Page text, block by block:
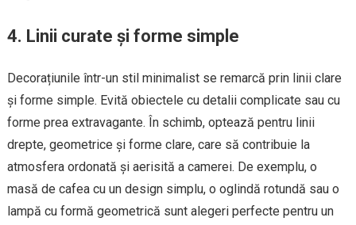
4. Linii curate și forme simple
Decorațiunile într-un stil minimalist se remarcă prin linii clare
și forme simple. Evită obiectele cu detalii complicate sau cu
forme prea extravagante. În schimb, optează pentru linii
drepte, geometrice și forme clare, care să contribuie la
atmosfera ordonată și aerisită a camerei. De exemplu, o
masă de cafea cu un design simplu, o oglindă rotundă sau o
lampă cu formă geometrică sunt alegeri perfecte pentru un